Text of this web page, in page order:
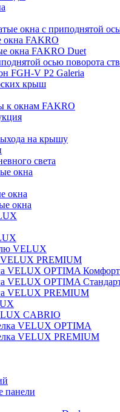
окна с приподнятой
окна FAKRO
окна FAKRO Duet
осью поворота
FGH-V P2 Galeria
крыш
к окнам FAKRO
на крышу
света
окна
окна
окна
VELUX
VELUX PREMIUM
VELUX OPTIMA Комфорт
VELUX OPTIMA
VELUX PREMIUM
CABRIO
VELUX OPTIMA
VELUX PREMIUM
панели